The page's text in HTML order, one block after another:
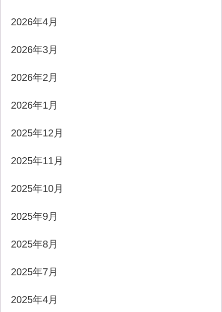
2026年4月
2026年3月
2026年2月
2026年1月
2025年12月
2025年11月
2025年10月
2025年9月
2025年8月
2025年7月
2025年4月